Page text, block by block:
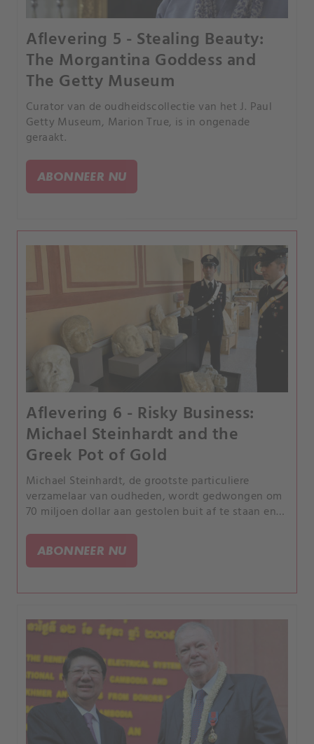
Aflevering 5 - Stealing Beauty:
The Morgantina Goddess and
The Getty Museum
Curator van de oudheidscollectie van het J. Paul
Getty Museum, Marion True, is in ongenade
geraakt.
ABONNEER NU
Aflevering 6 - Risky Business:
Michael Steinhardt and the
Greek Pot of Gold
Michael Steinhardt, de grootste particuliere
verzamelaar van oudheden, wordt gedwongen om
70 miljoen dollar aan gestolen buit af te staan en
een vier jaar durend onderzoek bekend als Operatie
Demetra.
ABONNEER NU